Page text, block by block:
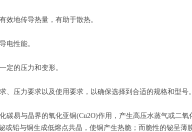
地传导热量，有助于散热。
电性能。
的压力和变形。
压力要求以及使用要求，以确保选择到合适的规格和型号。
与晶界的氧化亚铜(Cu2O)作用，产生高压水蒸气或二氧
或铅与铜生成低熔点共晶，使铜产生热脆；而脆性的铋呈薄